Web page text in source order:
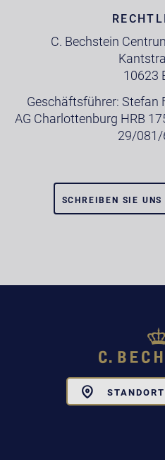
C. Bechstein
10623
Geschäftsführer: Stefan
AG Charlottenburg HRB
29/081/
SCHREIBEN SIE